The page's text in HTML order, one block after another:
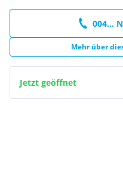
004...
Mehr über
Jetzt geöffnet